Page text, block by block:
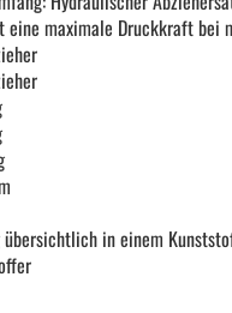
Zange
maximale Druckkraft
in einem